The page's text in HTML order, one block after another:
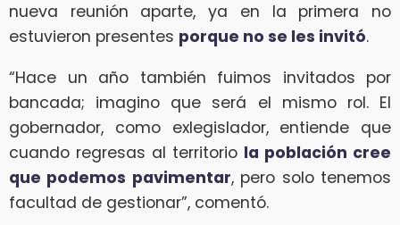
nueva reunión aparte, ya en la primera no
estuvieron presentes porque no se les invitó.
“Hace un año también fuimos invitados por
bancada; imagino que será el mismo rol. El
gobernador, como exlegislador, entiende que
cuando regresas al territorio la población cree
que podemos pavimentar, pero solo tenemos
facultad de gestionar”, comentó.